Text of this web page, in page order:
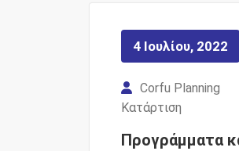
4 Ιουλίου, 2022
Corfu Planning
Κατάρτιση
Προγράμματα